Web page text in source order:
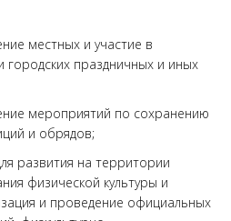
местных и участие в
городских праздничных и иных
мероприятий по сохранению
и обрядов;
развития на территории
физической культуры и
и проведение официальных